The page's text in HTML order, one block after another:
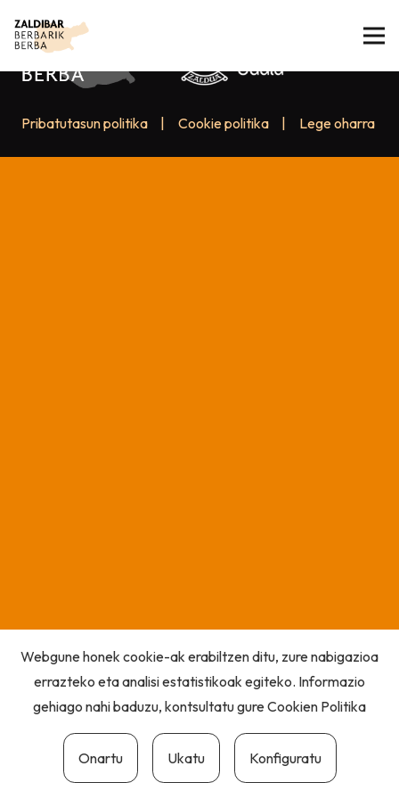
Pribatutasun politika Cookie politika Lege oharra
Webgune honek cookie-ak erabiltzen ditu, zure nabigazioa
errazteko eta analisi estatistikoak egiteko. Informazio
gehiago nahi baduzu, kontsultatu gureCookien Politika
Onartu Ukatu Konfiguratu